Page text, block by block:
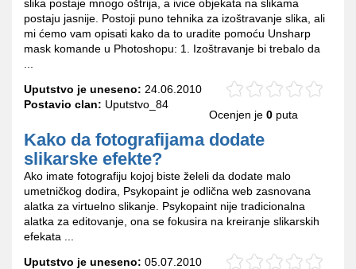
slika postaje mnogo oštrija, a ivice objekata na slikama
postaju jasnije. Postoji puno tehnika za izoštravanje slika, ali
mi ćemo vam opisati kako da to uradite pomoću Unsharp
mask komande u Photoshopu: 1. Izoštravanje bi trebalo da
Uputstvo je uneseno: 24.06.2010
Postavio clan: Uputstvo_84
Ocenjen je 0 puta
Kako da fotografijama dodate
slikarske efekte?
Ako imate fotografiju kojoj biste želeli da dodate malo
umetničkog dodira, Psykopaint je odlična web zasnovana
alatka za virtuelno slikanje. Psykopaint nije tradicionalna
alatka za editovanje, ona se fokusira na kreiranje slikarskih
efekata ...
Uputstvo je uneseno: 05.07.2010